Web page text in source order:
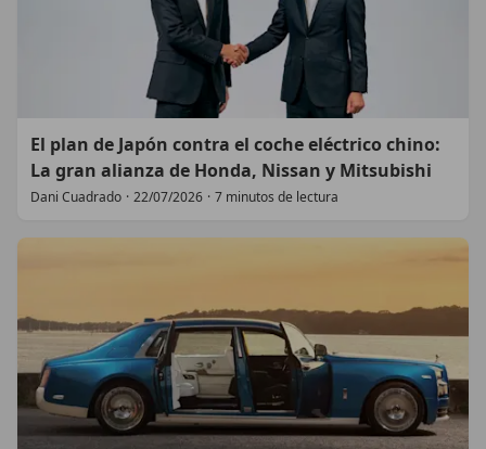
El plan de Japón contra el coche eléctrico chino:
La gran alianza de Honda, Nissan y Mitsubishi
Dani Cuadrado · 22/07/2026 · 7 minutos de lectura